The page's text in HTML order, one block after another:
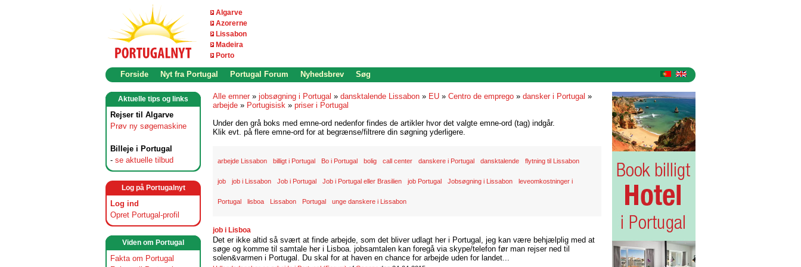
Algarve
Azorerne
Lissabon
Madeira
Porto
Forside Nyt fra Portugal Portugal Forum Nyhedsbrev Søg
Aktuelle tips og links
Rejser til Algarve
Prøv ny søgemaskine
Billeje i Portugal
- se aktuelle tilbud
Log på Portugalnyt
Log ind
Opret Portugal-profil
Viden om Portugal
Fakta om Portugal
Alle emner » jobsøgning i Portugal » dansktalende Lissabon » EU » Centro de emprego » dansker i Portugal »
arbejde » Portugisisk » priser i Portugal
Under den grå boks med emne-ord nedenfor findes de artikler hvor det valgte emne-ord (tag) indgår.
Klik evt. på flere emne-ord for at begrænse/filtrere din søgning yderligere.
arbejde Lissabon billigt i Portugal Bo i Portugal bolig call center danskere i Portugal dansktalende flytning til Lissabon
job job i Lissabon Job i Portugal Job i Portugal eller Brasilien job Portugal Jobsøgning i Lissabon leveomkostninger i
Portugal lisboa Lissabon Portugal unge danskere i Lissabon
job i Lisboa
Det er ikke altid så svært at finde arbejde, som det bliver udlagt her i Portugal, jeg kan være behjælplig med at
søge og komme til samtale her i Lisboa. jobsamtalen kan foregå via skype/telefon før man rejser ned til
solen&varmen i Portugal. Du skal for at haven en chance for arbejde uden for landet...